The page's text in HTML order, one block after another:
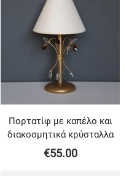
Πορτατίφ με καπέλο και
διακοσμητικά κρύσταλλα
€55.00